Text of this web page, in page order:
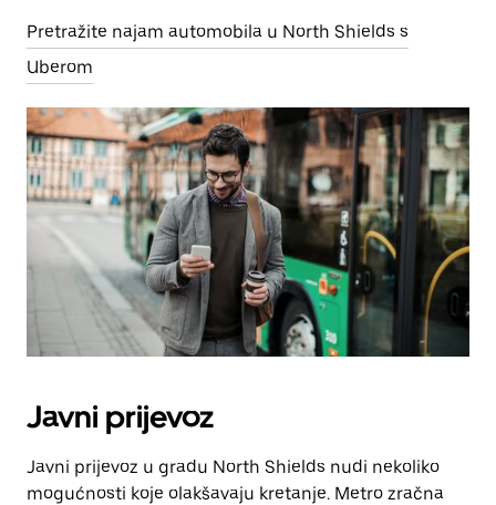
Pretražite najam automobila u North Shields s
Uberom
Javni prijevoz
Javni prijevoz u gradu North Shields nudi nekoliko
mogućnosti koje olakšavaju kretanje. Metro zračna